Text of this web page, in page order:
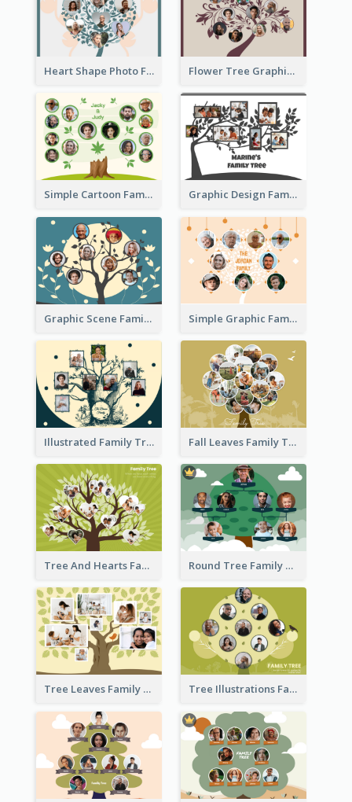
Heart Shape Photo Family Tree Flower Tree Graphic Family Tree
Simple Cartoon Family Tree Graphic Design Family Tree
Graphic Scene Family Tree Simple Graphic Family Tree
Illustrated Family Tree Fall Leaves Family Tree
Tree And Hearts Family Tree Round Tree Family Tree
Tree Leaves Family Tree Collage Tree Illustrations Family Tree